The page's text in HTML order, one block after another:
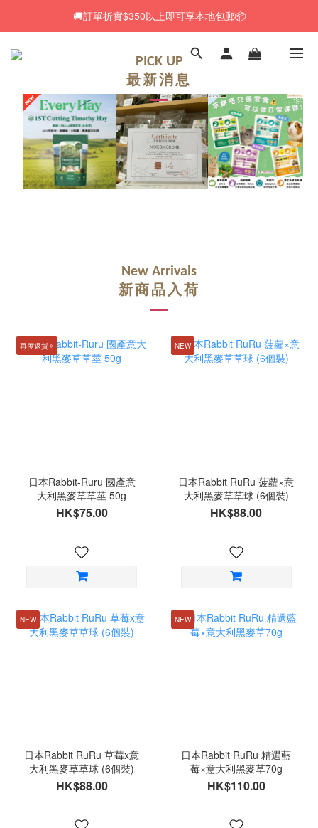
🚚訂單折實$350以上即可享本地包郵📦
🚚訂單折實$350以上即可享本地包郵📦
🆕 Rabbit RuRu 新貨到港！人氣黑麥草系列同步補貨🌿
🎁「免費試食專區」｜主糧・牧草・小食先試後買✨
🚚訂單折實$350以上即可享本地包郵📦
PICK UP
最新消息
New Arrivals
新商品入荷
再度返貨✧
日本Rabbit-Ruru 國產意
大利黑麥草草莖 50g
HK$75.00
NEW
日本Rabbit RuRu 菠蘿×意
大利黑麥草草球 (6個裝)
HK$88.00
NEW
日本Rabbit RuRu 草莓x意
大利黑麥草草球 (6個裝)
HK$88.00
NEW
日本Rabbit RuRu 精選藍
莓×意大利黑麥草70g
HK$110.00